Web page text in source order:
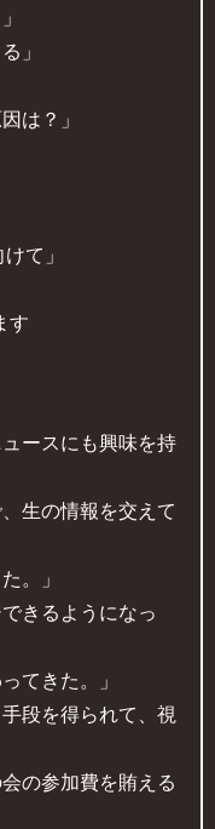
」
は？」
て」
す
ースにも興味を持
生の情報を交えて
。」
きるようになっ
てきた。」
段を得られて、視
の参加費を賄える